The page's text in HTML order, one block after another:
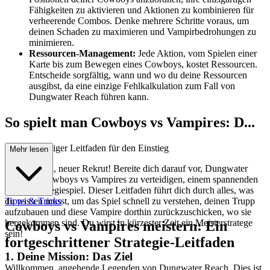
Fähigkeiten zu aktivieren und Aktionen zu kombinieren für
verheerende Combos. Denke mehrere Schritte voraus, um
deinen Schaden zu maximieren und Vampirbedrohungen zu
minimieren.
Ressourcen-Management: Jede Aktion, vom Spielen einer
Karte bis zum Bewegen eines Cowboys, kostet Ressourcen.
Entscheide sorgfältig, wann und wo du deine Ressourcen
ausgibst, da eine einzige Fehlkalkulation zum Fall von
Dungwater Reach führen kann.
So spielt man Cowboys vs Vampires: D...
ein vollständiger Leitfaden für den Einstieg
Willkommen, neuer Rekrut! Bereite dich darauf vor, Dungwater
Reach in Cowboys vs Vampires zu verteidigen, einem spannenden
Kartensstrategiespiel. Dieser Leitfaden führt dich durch alles, was
du wissen musst, um das Spiel schnell zu verstehen, deinen Trupp
aufzubauen und diese Vampire dorthin zurückzuschicken, wo sie
hergekommen sind. Du wirst in kürzester Zeit ein Meisterstratege
sein!
1. Deine Mission: Das Ziel
Mehr lesen
Tipps & Tricks
Cowboys vs Vampires meistern: Ein
fortgeschrittener Strategie-Leitfaden